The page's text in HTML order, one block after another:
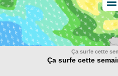
Ça surfe cette
Ça surfe cette